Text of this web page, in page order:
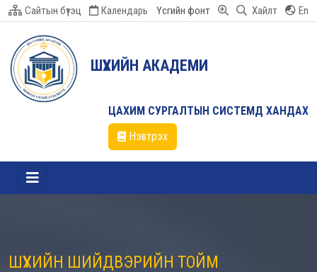
Сайтын бүтэц Календарь Үсгийн фонт Хайлт En
ШҮҮХИЙН АКАДЕМИ
ЦАХИМ СУРГАЛТЫН СИСТЕМД ХАНДАХ
Нэвтрэх
ШҮҮХИЙН ШИЙДВЭРИЙН ТОЙМ